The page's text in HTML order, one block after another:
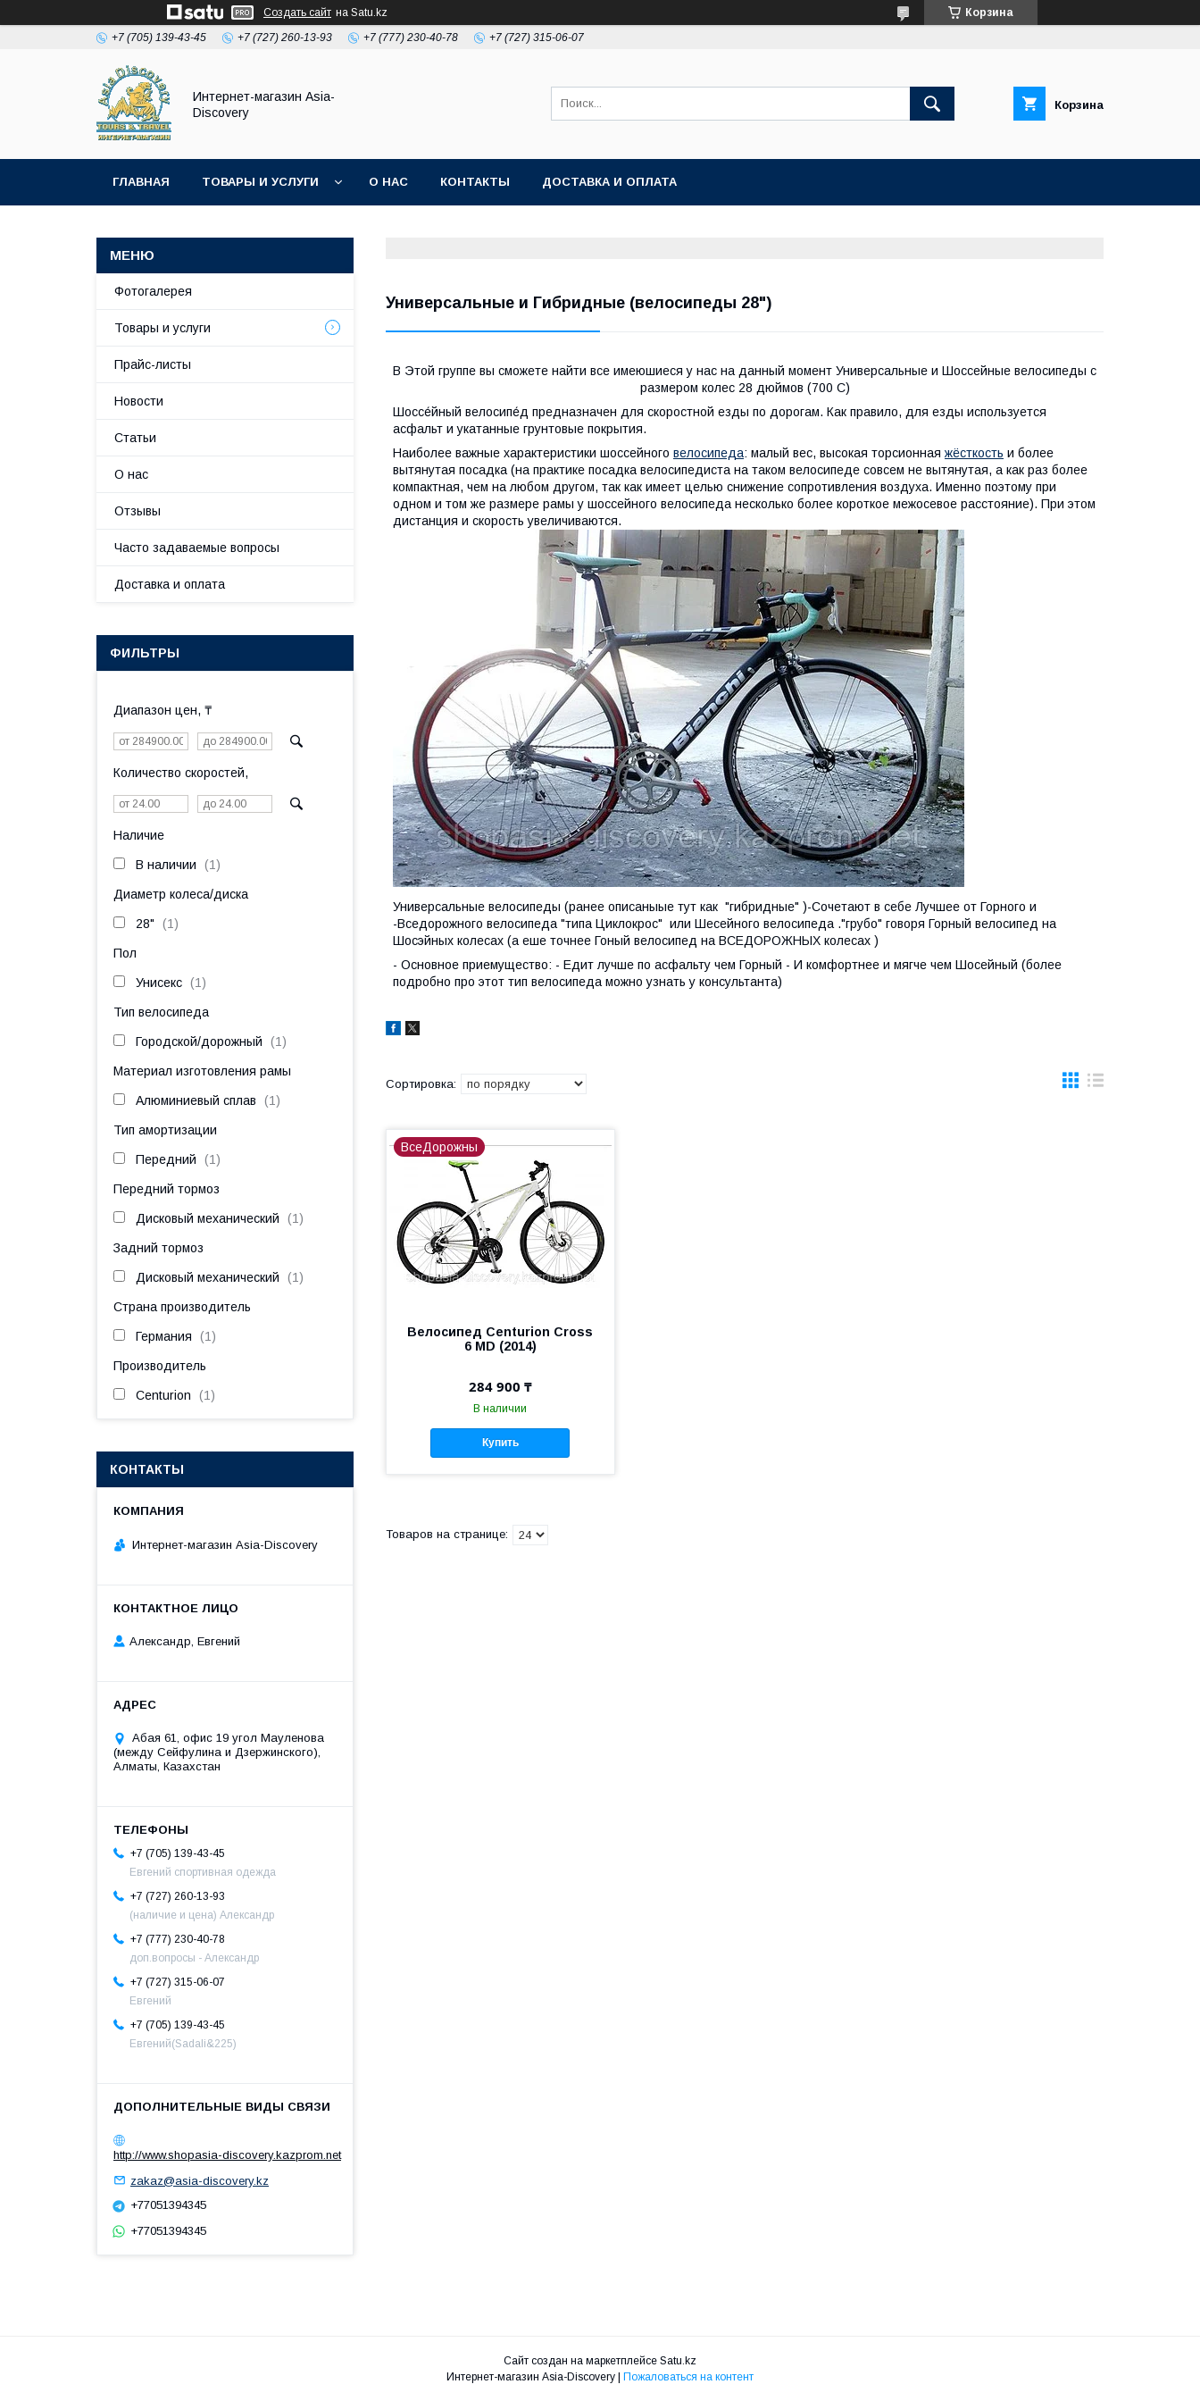
Создать сайт на Satu.kz Корзина
+7 (705) 139-43-45 +7 (727) 260-13-93 +7 (777) 230-40-78 +7 (727) 315-06-07
Интернет-магазин Asia-
Discovery
Корзина
ГЛАВНАЯ ТОВАРЫ И УСЛУГИ О НАС КОНТАКТЫ ДОСТАВКА И ОПЛАТА
Универсальные и Гибридные (велосипеды 28")
В Этой группе вы сможете найти все имеюшиеся у нас на данный момент Универсальные и Шоссейные велосипеды с
размером колес 28 дюймов (700 С)
Шоссе́йный велосипе́д предназначен для скоростной езды по дорогам. Как правило, для езды используется
асфальт и укатанные грунтовые покрытия.
Наиболее важные характеристики шоссейного велосипеда: малый вес, высокая торсионная жёсткость и более
вытянутая посадка (на практике посадка велосипедиста на таком велосипеде совсем не вытянутая, а как раз более
компактная, чем на любом другом, так как имеет целью снижение сопротивления воздуха. Именно поэтому при
одном и том же размере рамы у шоссейного велосипеда несколько более короткое межосевое расстояние). При этом
дистанция и скорость увеличиваются.
Универсальные велосипеды (ранее описаныые тут как "гибридные" )-Сочетают в себе Лучшее от Горного и
-Вседорожного велосипеда "типа Циклокрос" или Шесейного велосипеда ."грубо" говоря Горный велосипед на
Шосэйных колесах (а еше точнее Гоный велосипед на ВСЕДОРОЖНЫХ колесах )
- Основное приемущество: - Едит лучше по асфальту чем Горный - И комфортнее и мягче чем Шосейный (более
подробно про этот тип велосипеда можно узнать у консультанта)
ВсеДорожны
Велосипед Centurion Cross
6 MD (2014)
284 900 ₸
В наличии
Купить
Фотогалерея
Товары и услуги
Прайс-листы
Новости
Статьи
О нас
Отзывы
Часто задаваемые вопросы
Доставка и оплата
ФИЛЬТРЫ
Диапазон цен, ₸
Количество скоростей,
Наличие
В наличии 1
Диаметр колеса/диска
28" 1
Пол
Унисекс 1
Тип велосипеда
Городской/дорожный 1
Материал изготовления рамы
Алюминиевый сплав 1
Тип амортизации
Передний 1
Передний тормоз
Дисковый механический 1
Задний тормоз
Дисковый механический 1
Страна производитель
Германия 1
Производитель
Centurion 1
КОНТАКТЫ
Интернет-магазин Asia-Discovery
Александр, Евгений
Абая 61, офис 19 угол Мауленова
(между Сейфулина и Дзержинского),
Алматы, Казахстан
+7 (705) 139-43-45
Евгений спортивная одежда
+7 (727) 260-13-93
(наличие и цена) Александр
+7 (777) 230-40-78
доп.вопросы - Александр
+7 (727) 315-06-07
Евгений
+7 (705) 139-43-45
Евгений(Sadali&225)
http://www.shopasia-discovery.kazprom.net
zakaz@asia-discovery.kz
+77051394345
+77051394345
Сайт создан на маркетплейсе Satu.kz
Пожаловаться на контент